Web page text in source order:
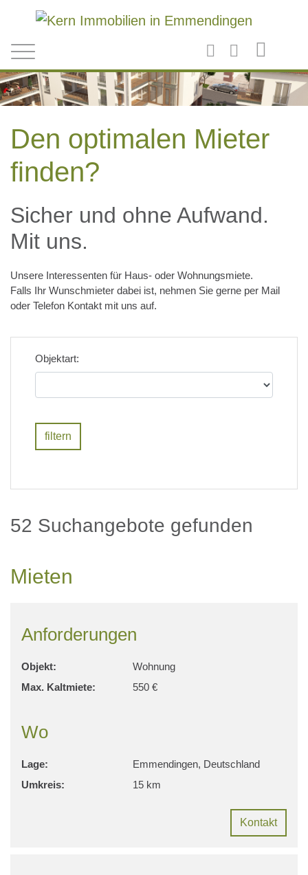
Den optimalen Mieter
finden?
Sicher und ohne Aufwand.
Mit uns.
Unsere Interessenten für Haus- oder Wohnungsmiete.
Falls Ihr Wunschmieter dabei ist, nehmen Sie gerne per Mail
oder Telefon Kontakt mit uns auf.
Objektart:
52 Suchangebote gefunden
Mieten
Anforderungen
Objekt:
Wohnung
Max. Kaltmiete:
550 €
Wo
Lage:
Emmendingen, Deutschland
Umkreis:
15 km
Kontakt